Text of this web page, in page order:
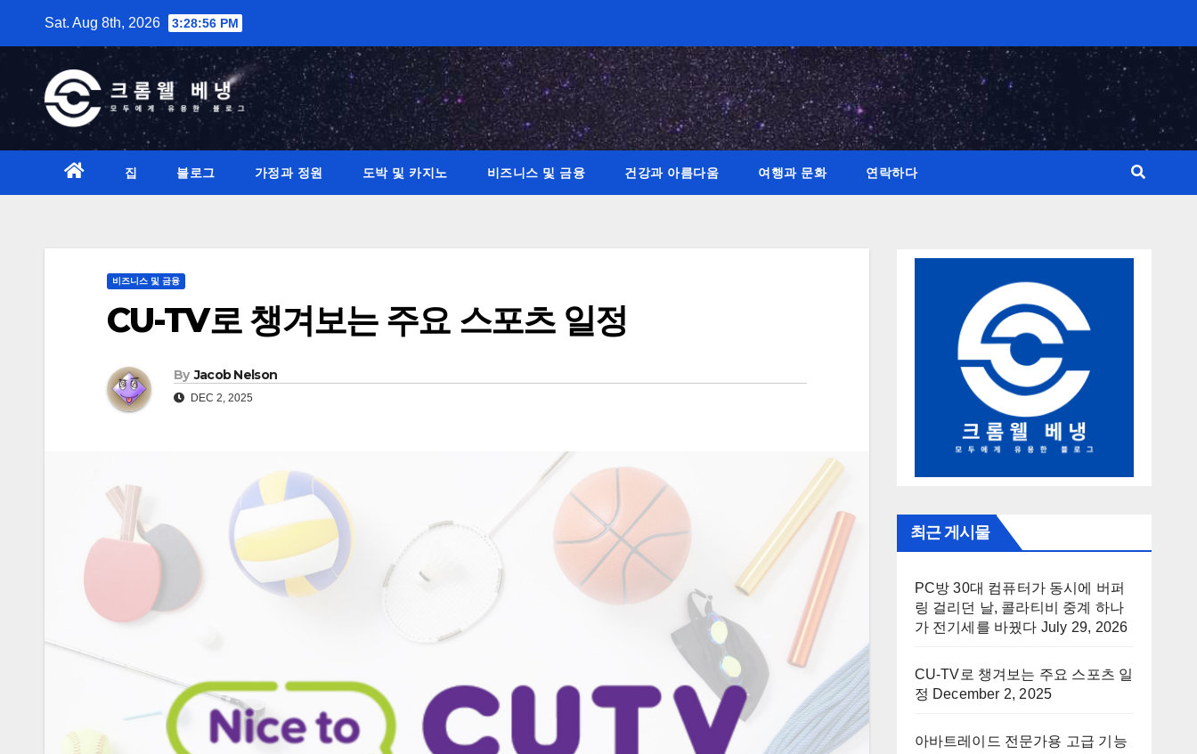
content
Sat. Aug 8th, 2026 3:28:57 PM
집 블로그 가정과 정원 도박 및 카지노 비즈니스 및 금융 건강과 아름다움 여행과 문화 연락하다
비즈니스 및 금융
CU-TV로 챙겨보는 주요 스포츠 일정
By Jacob Nelson
DEC 2, 2025
최근 게시물
PC방 30대 컴퓨터가 동시에 버퍼
링 걸리던 날, 콜라티비 중계 하나
가 전기세를 바꿨다 July 29, 2026
CU-TV로 챙겨보는 주요 스포츠 일
정 December 2, 2025
아바트레이드 전문가용 고급 기능